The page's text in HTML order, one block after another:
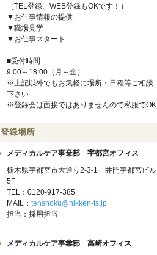
（TEL登録、WEB登録もOKです！）
▼お仕事情報の提供
▼職場見学
▼お仕事スタート
■受付時間
9:00～18:00（月～金）
※上記以外でもお気軽に場所・日程等ご相談
下さい
※登録会は面接ではありませんので私服でOK
登録場所
メディカルケア事業部 宇都宮オフィス
栃木県宇都宮市大通り2-3-1 井門宇都宮ビル
5F
TEL：0120-917-385
MAIL： tenshoku@nikken-ts.jp
担当：採用担当
メディカルケア事業部 高崎オフィス